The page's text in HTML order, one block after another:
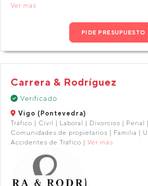
Ver más
PIDE PRESUPUESTO
Carrera & Rodríguez
Verificado
Vigo (Pontevedra)
Tráfico | Civil | Laboral | Divorcios | Penal
Comunidades de propietarios | Familia |
Accidentes de Tráfico | Ver más